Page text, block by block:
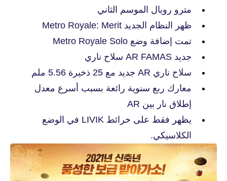
مترو رويال الموسم الثاني
ظهر النظام الجديد Metro Royale: Merit
تمت إضافة وضع Metro Royale Solo
جديد AR FAMAS سلاح ناري
سلاح ناري AR جديد مع 25 ذخيرة 5.56 ملم
معارك ربع سنوية رائعة بسبب أسرع معدل
إطلاق نار بين AR
يظهر فقط على خرائط LIVIK في الوضع
الكلاسيكي.